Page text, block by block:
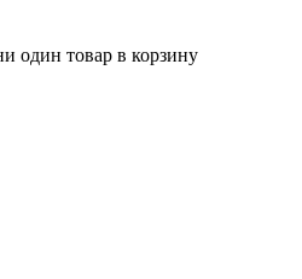
один товар в корзину